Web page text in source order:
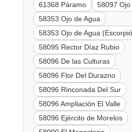
61368 Páramo
58097 Ojo
58353 Ojo de Agua
58353 Ojo de Agua
58095 Rector Díaz Rubio
58096 De las Culturas
58096 Flor Del Durazno
58096 Rinconada Del Sur
58096 Ampliación El Valle
58096 Ejército de Morelos